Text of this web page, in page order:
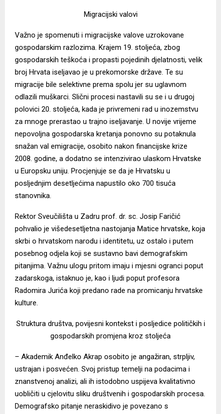
Migracijski valovi
Važno je spomenuti i migracijske valove uzrokovane
gospodarskim razlozima. Krajem 19. stoljeća, zbog
gospodarskih teškoća i propasti pojedinih djelatnosti, velik
broj Hrvata iseljavao je u prekomorske države. Te su
migracije bile selektivne prema spolu jer su uglavnom
odlazili muškarci. Slični procesi nastavili su se i u drugoj
polovici 20. stoljeća, kada je privremeni rad u inozemstvu
za mnoge prerastao u trajno iseljavanje. U novije vrijeme
nepovoljna gospodarska kretanja ponovno su potaknula
snažan val emigracije, osobito nakon financijske krize
2008. godine, a dodatno se intenzivirao ulaskom Hrvatske
u Europsku uniju. Procjenjuje se da je Hrvatsku u
posljednjim desetljećima napustilo oko 700 tisuća
stanovnika.
Rektor Sveučilišta u Zadru prof. dr. sc. Josip Faričić
pohvalio je višedesetljetna nastojanja Matice hrvatske, koja
skrbi o hrvatskom narodu i identitetu, uz ostalo i putem
posebnog odjela koji se sustavno bavi demografskim
pitanjima. Važnu ulogu pritom imaju i mjesni ogranci poput
zadarskoga, istaknuo je, kao i ljudi poput profesora
Radomira Jurića koji predano rade na promicanju hrvatske
kulture.
Struktura društva, povijesni kontekst i posljedice političkih i
gospodarskih promjena kroz stoljeća
– Akademik Anđelko Akrap osobito je angažiran, strpljiv,
ustrajan i posvećen. Svoj pristup temelji na podacima i
znanstvenoj analizi, ali ih istodobno uspijeva kvalitativno
uobličiti u cjelovitu sliku društvenih i gospodarskih procesa.
Demografsko pitanje neraskidivo je povezano s